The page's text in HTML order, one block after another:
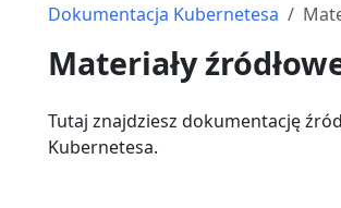
Dokumentacja Kubernetesa
Materiały
Tutaj znajdziesz dokumentację
Kubernetesa.